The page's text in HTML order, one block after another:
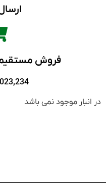
فروش
در انبار موجود نمی باشد